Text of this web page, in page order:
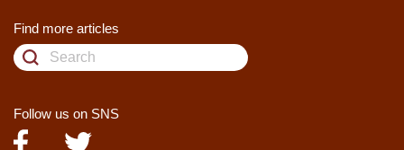
Find more articles
Follow us on SNS